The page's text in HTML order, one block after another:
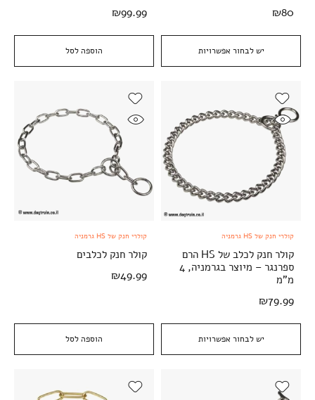
יש לבחור אפשרויות
₪80
הוספה לסל
₪99.99
יש לבחור אפשרויות
קולרי חנק של HS גרמניה
קולר חנק לכלב של HS הרם
ספרנגר – מיוצר בגרמניה, 4
מ"מ
₪79.99
הוספה לסל
קולרי חנק של HS גרמניה
קולר חנק לכלבים
₪49.99